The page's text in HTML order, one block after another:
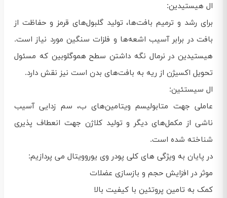
ال هیستیدین:
برای رشد و ترمیم بافت‌ها، تولید گلبول‌های قرمز و حفاظت از
بافت در برابر آسیب اشعه‌ها و فلزات سنگین مورد نیاز است.
هیستیدین در نرمال نگه داشتن سطح هموگلوبین که مسئول
تحویل اکسیژن از ریه به بافت‌های بدن است نیز نقش دارد.
ال سیستئین:
عاملی جهت متابولیسم ویتامین‌های ب، سم زدایی آسیب
ناشی از مکمل‌های دیگر و تولید کلاژن جهت انعطاف پذیری
شناخته شده است.
در پایان به ویژگی های کلی پودر وی یوروویتال می پردازیم:
موثر در افزایش حجم و بازسازی عضلات
کمک به تامین پروتئین با کیفیت بالا